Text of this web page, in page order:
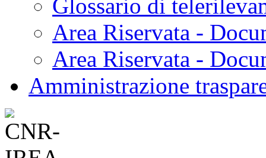
Glossario di
Area Riservata -
Area Riservata -
Amministrazione